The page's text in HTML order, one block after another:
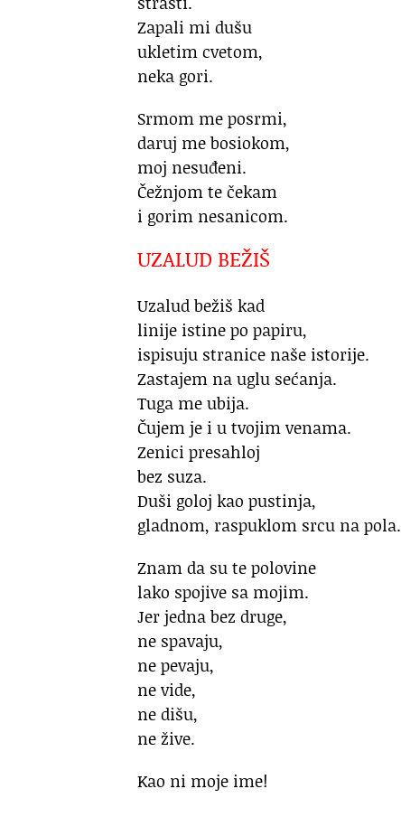
Zapali mi dušu
ukletim cvetom,
neka gori.
Srmom me posrmi,
daruj me bosiokom,
moj nesuđeni.
Čežnjom te čekam
i gorim nesanicom.
UZALUD BEŽIŠ
Uzalud bežiš kad
linije istine po papiru,
ispisuju stranice naše istorije.
Zastajem na uglu sećanja.
Tuga me ubija.
Čujem je i u tvojim venama.
Zenici presahloj
bez suza.
Duši goloj kao pustinja,
gladnom, raspuklom srcu na pola.
Znam da su te polovine
lako spojive sa mojim.
Jer jedna bez druge,
ne spavaju,
ne pevaju,
ne vide,
ne dišu,
ne žive.
Kao ni moje ime!